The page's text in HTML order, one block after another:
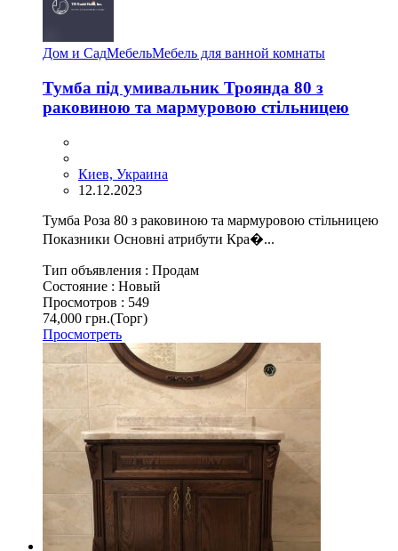
Дом и СадМебельМебель для ванной комнаты
Тумба під умивальник Троянда 80 з
раковиною та мармуровою стільницею
Киев, Украина
12.12.2023
Тумба Роза 80 з раковиною та мармуровою стільницею
Показники Основні атрибути Кра�...
Тип объявления : Продам
Состояние : Новый
Просмотров : 549
74,000 грн.(Торг)
Просмотреть